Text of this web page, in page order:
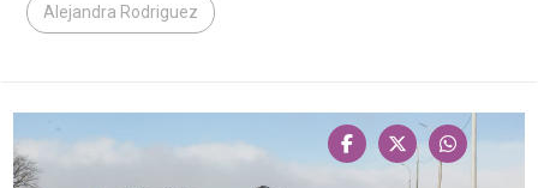
Alejandra Rodriguez